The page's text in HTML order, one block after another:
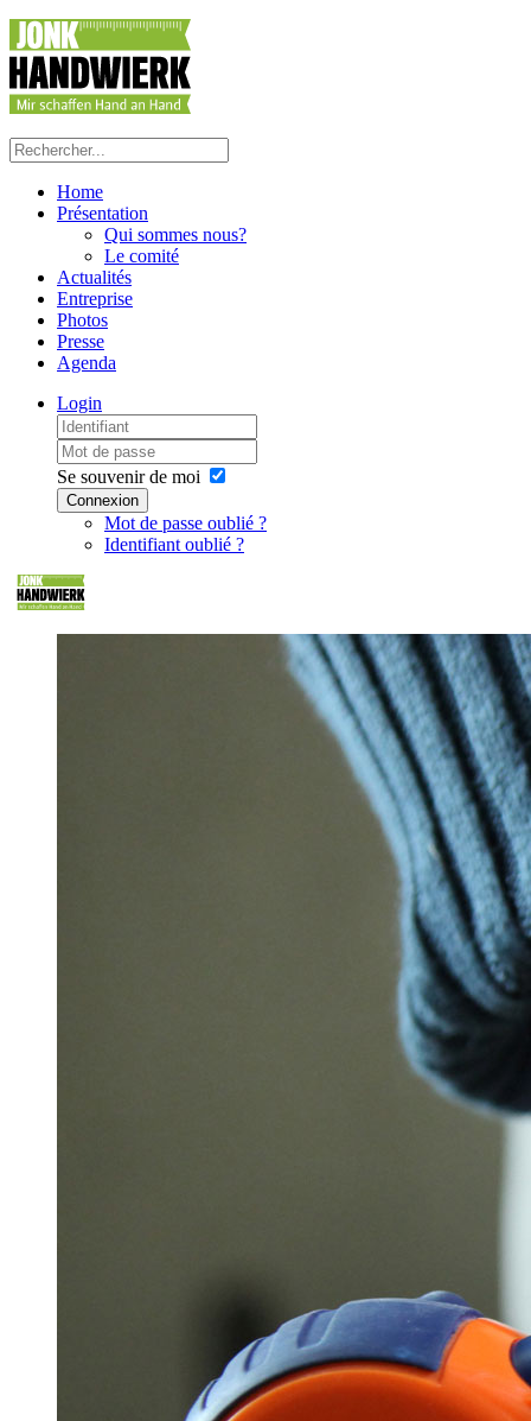
Home
Présentation
Qui sommes nous?
Le comité
Actualités
Entreprise
Photos
Presse
Agenda
Login
Se souvenir de moi
Connexion
Mot de passe oublié ?
Identifiant oublié ?